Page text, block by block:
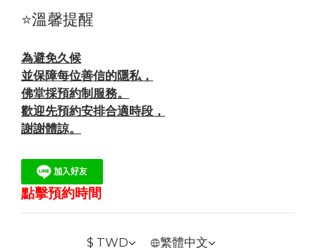
⭐溫馨提醒
為避免久候
並保障每位善信的隱私，
佛堂採預約制服務。
歡迎先預約安排合適時段，
謝謝體諒。
點擊預約時間
$ TWD 繁體中文